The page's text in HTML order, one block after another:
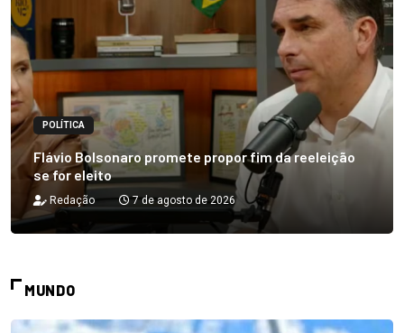
POLÍTICA
Flávio Bolsonaro promete propor fim da reeleição
se for eleito
Redação 7 de agosto de 2026
MUNDO